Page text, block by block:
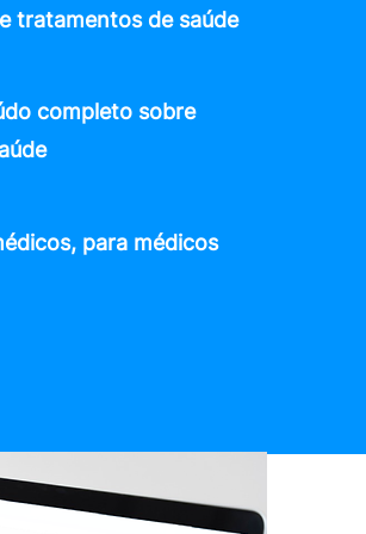
tratamentos de saúde
completo sobre
para médicos